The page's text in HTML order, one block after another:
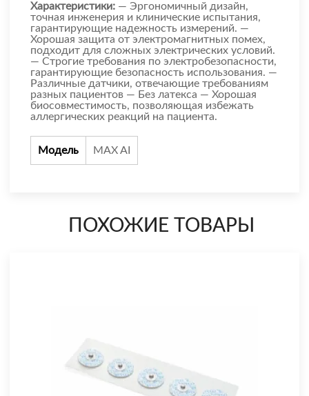
Характеристики: — Эргономичный дизайн,
точная инженерия и клинические испытания,
гарантирующие надежность измерений. —
Хорошая защита от электромагнитных помех,
подходит для сложных электрических условий.
— Строгие требования по электробезопасности,
гарантирующие безопасность использования. —
Различные датчики, отвечающие требованиям
разных пациентов — Без латекса — Хорошая
биосовместимость, позволяющая избежать
аллергических реакций на пациента.
Модель MAX AI
ПОХОЖИЕ ТОВАРЫ